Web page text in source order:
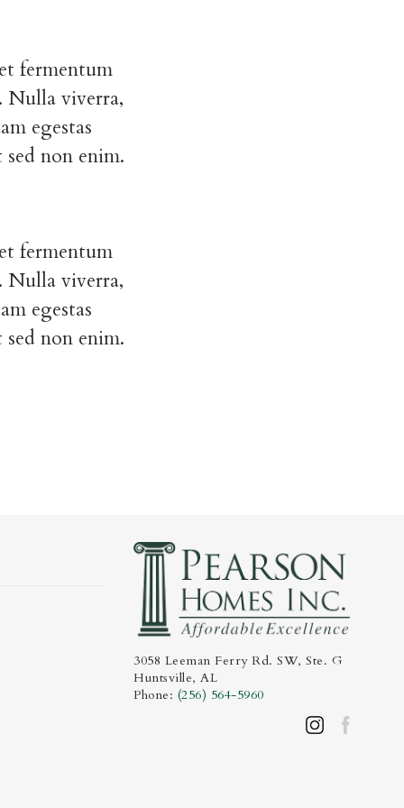
fermentum
Nulla viverra,
egestas
non enim.
fermentum
Nulla viverra,
egestas
non enim.
3058 Leeman Ferry Rd. SW, Ste. G
Huntsville, AL
Phone: (256) 564-5960